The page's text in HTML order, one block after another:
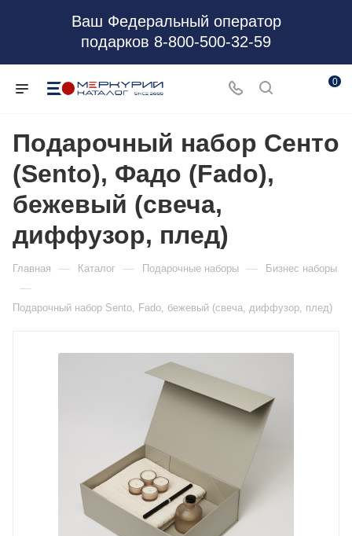
Ваш Федеральный оператор
подарков 8-800-500-32-59
0
Подарочный набор Сенто
(Sento), Фадо (Fado),
бежевый (свеча,
диффузор, плед)
Главная — Каталог — Подарочные наборы — Бизнес наборы
—
Подарочный набор Sento, Fado, бежевый (свеча, диффузор, плед)